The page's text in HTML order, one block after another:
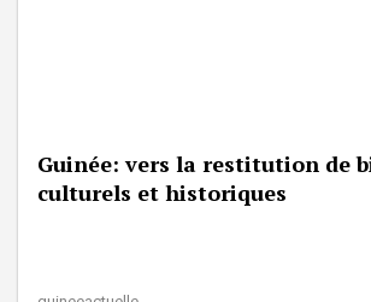
Guinée: vers la restitution de
culturels et historiques